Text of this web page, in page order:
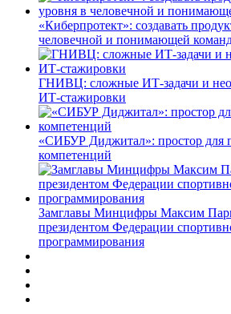
«Киберпротект»: создавать
человечной и понимающей
ГНИВЦ: сложные ИТ‑задачи и
ИТ‑стажировки
«СИБУР Диджитал»: простор для
компетенций
Замглавы Минцифры Максим
президентом Федерации
программирования